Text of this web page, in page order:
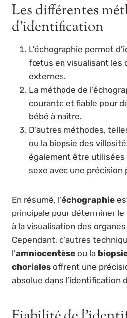
Les différentes
d’identification
L’échographie permet
fœtus en visualisant les
externes.
La méthode de
courante et fiable pour
bébé à naître.
D’autres méthodes,
ou la biopsie des
également être utilisées
sexe avec une précision
En résumé, l’échographie
principale pour déterminer
à la visualisation des
Cependant, d’autres
l’amniocentèse ou la
choriales offrent une
absolue dans l’identification